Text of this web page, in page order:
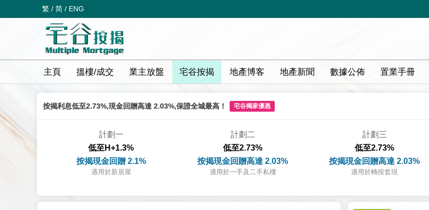
繁 / 简 / ENG
主頁 搵樓/成交 業主放盤 宅谷按揭 地產博客 地產新聞 數據公佈 置業手冊
按揭利息低至2.73%,現金回贈高達 2.03%,保證全城最高！ 宅谷獨家優惠
計劃一
低至H+1.3%
按揭現金回贈 2.1%
適用於新居屋
計劃二
低至2.73%
按揭現金回贈高達 2.03%
適用於一手及二手私樓
計劃三
低至2.73%
按揭現金回贈高達 2.03%
適用於轉按套現